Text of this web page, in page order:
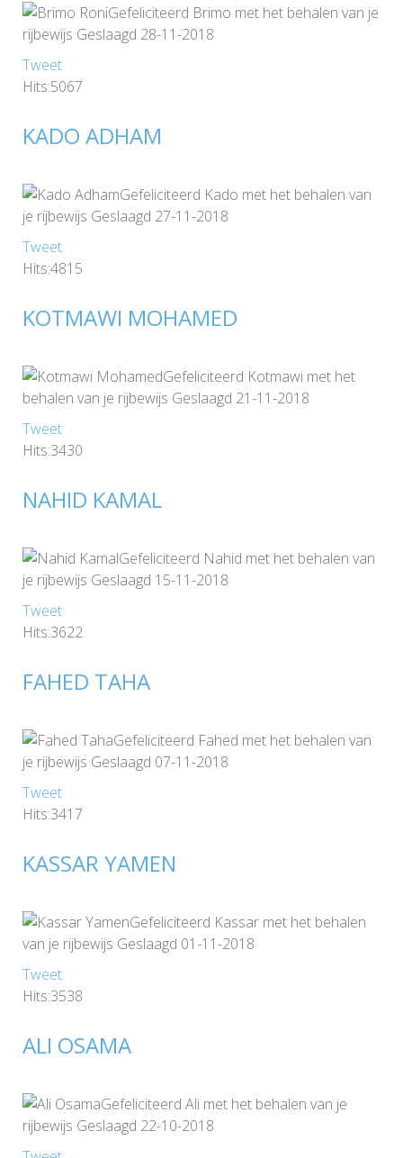
Gefeliciteerd Brimo met het behalen van je
rijbewijs Geslaagd 28-11-2018
Tweet
Hits:5067
KADO ADHAM
Gefeliciteerd Kado met het behalen van
je rijbewijs Geslaagd 27-11-2018
Tweet
Hits:4815
KOTMAWI MOHAMED
Gefeliciteerd Kotmawi met het
behalen van je rijbewijs Geslaagd 21-11-2018
Tweet
Hits:3430
NAHID KAMAL
Gefeliciteerd Nahid met het behalen van
je rijbewijs Geslaagd 15-11-2018
Tweet
Hits:3622
FAHED TAHA
Gefeliciteerd Fahed met het behalen van
je rijbewijs Geslaagd 07-11-2018
Tweet
Hits:3417
KASSAR YAMEN
Gefeliciteerd Kassar met het behalen
van je rijbewijs Geslaagd 01-11-2018
Tweet
Hits:3538
ALI OSAMA
Gefeliciteerd Ali met het behalen van je
rijbewijs Geslaagd 22-10-2018